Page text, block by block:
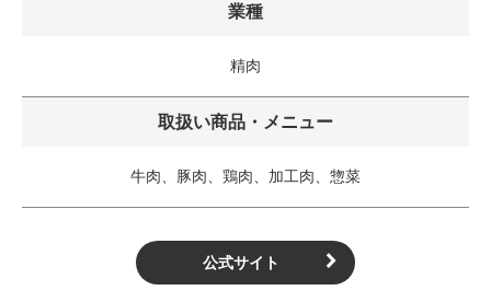
業種
精肉
取扱い商品・メニュー
牛肉、豚肉、鶏肉、加工肉、惣菜
公式サイト